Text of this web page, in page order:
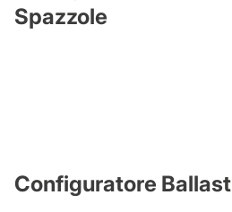
Spazzole
Configuratore Ballast